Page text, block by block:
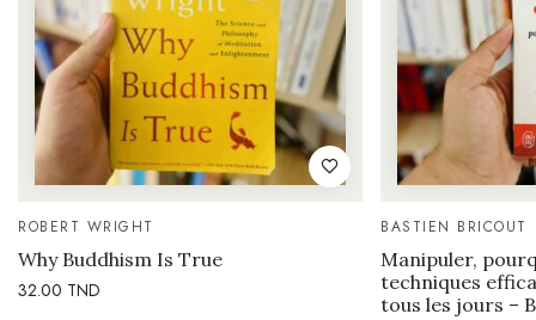
ROBERT WRIGHT
Why Buddhism Is True
32.00 TND
BASTIEN BRICOUT
Manipuler,
techniques
tous les jours –